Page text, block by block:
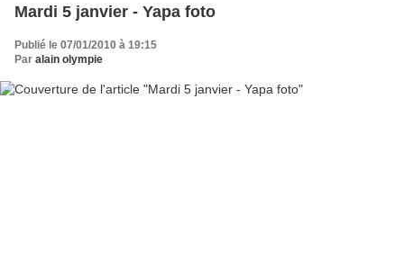
Mardi 5 janvier - Yapa foto
Publié le 07/01/2010 à 19:15
Par alain olympie